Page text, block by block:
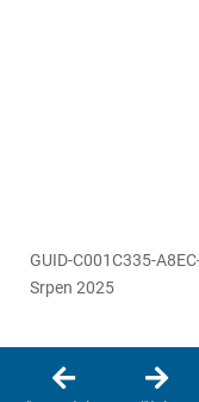
GUID-C001C335-
Srpen 2025